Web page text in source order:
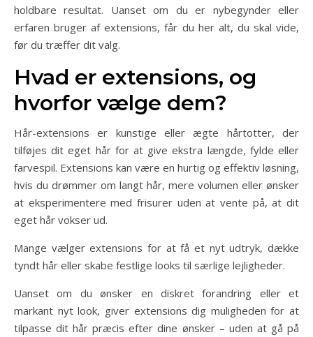
holdbare resultat. Uanset om du er nybegynder eller
erfaren bruger af extensions, får du her alt, du skal vide,
før du træffer dit valg.
Hvad er extensions, og
hvorfor vælge dem?
Hår-extensions er kunstige eller ægte hårtotter, der
tilføjes dit eget hår for at give ekstra længde, fylde eller
farvespil. Extensions kan være en hurtig og effektiv løsning,
hvis du drømmer om langt hår, mere volumen eller ønsker
at eksperimentere med frisurer uden at vente på, at dit
eget hår vokser ud.
Mange vælger extensions for at få et nyt udtryk, dække
tyndt hår eller skabe festlige looks til særlige lejligheder.
Uanset om du ønsker en diskret forandring eller et
markant nyt look, giver extensions dig muligheden for at
tilpasse dit hår præcis efter dine ønsker – uden at gå på